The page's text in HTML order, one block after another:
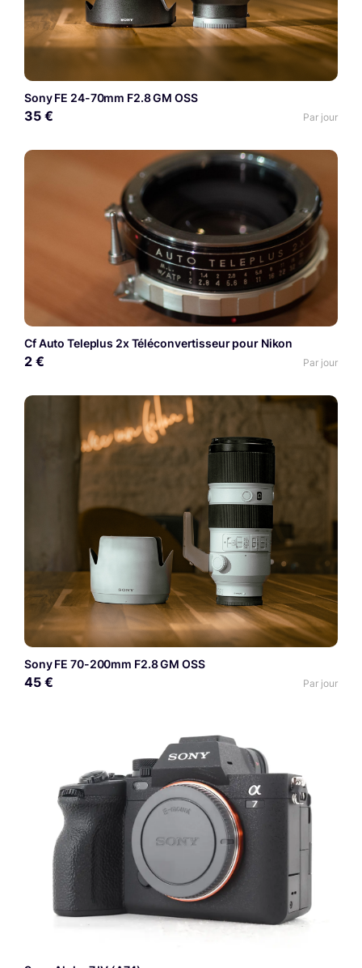
Sony FE 24-70mm F2.8 GM OSS
35 € Par jour
Cf Auto Teleplus 2x Téléconvertisseur pour Nikon
2 € Par jour
Sony FE 70-200mm F2.8 GM OSS
45 € Par jour